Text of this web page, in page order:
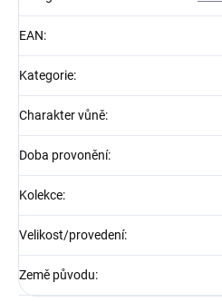
EAN:
Kategorie:
Charakter vůně:
Doba provonění:
Kolekce:
Velikost/provedení:
Země původu: